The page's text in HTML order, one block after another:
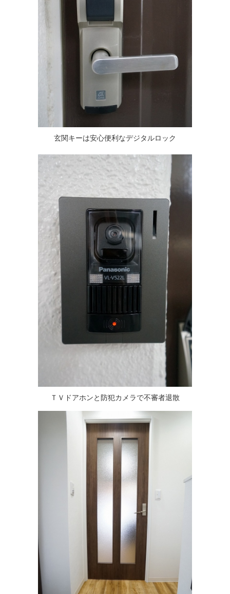
玄関キーは安心便利なデジタルロック
ＴＶドアホンと防犯カメラで不審者退散